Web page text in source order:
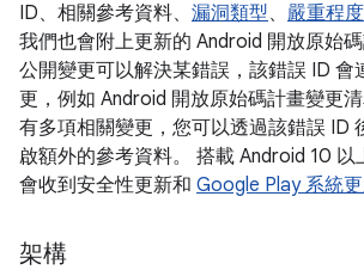
ID、相關參考資料、 漏洞類型、 嚴重程度
我們也會附上更新的 Android 開放原始
公開變更可以解決某錯誤，該錯誤 ID 會
更，例如 Android 開放原始碼計畫變更
有多項相關變更，您可以透過該錯誤 ID
啟額外的參考資料。 搭載 Android 10 以
會收到安全性更新和 Google Play 系統
架構